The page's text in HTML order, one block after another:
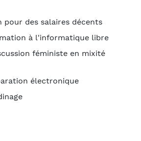
pour des salaires décents
à l'informatique libre
féministe en mixité
électronique